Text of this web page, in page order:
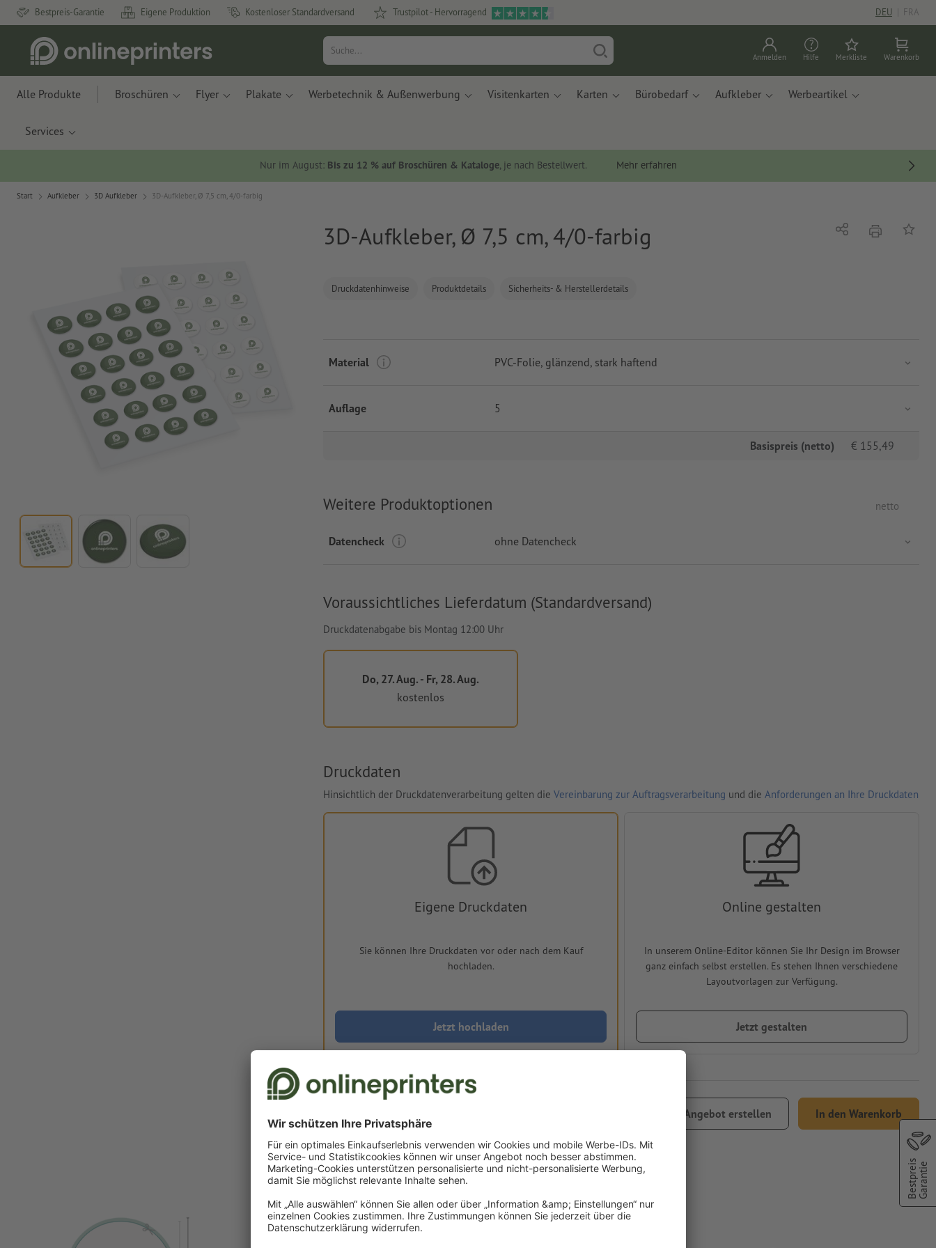
Bestpreis-Garantie Eigene Produktion Kostenloser Standardversand Trustpilot - Hervorragend DEU | FRA
Anmelden Hilfe Merkliste Warenkorb
Alle Produkte Broschüren Flyer Plakate Werbetechnik & Außenwerbung Visitenkarten Karten Bürobedarf Aufkleber Werbeartikel
Services
Nur im August: Bis zu 12 % auf Broschüren & Kataloge, je nach Bestellwert. Mehr erfahren
Start Aufkleber 3D Aufkleber 3D-Aufkleber, Ø 7,5 cm, 4/0-farbig
3D-Aufkleber, Ø 7,5 cm, 4/0-farbig
Druckdatenhinweise Produktdetails Sicherheits- & Herstellerdetails
Teilen DruckenAuf
Material PVC-Folie, glänzend, stark haftend
Auflage 5
Basispreis (netto) € 155,49
Weitere Produktoptionen netto
Datencheck ohne Datencheck
Voraussichtliches Lieferdatum (Standardversand)
Druckdatenabgabe bis Montag 12:00 Uhr
Do, 27. Aug. - Fr, 28. Aug.
kostenlos
Druckdaten
Hinsichtlich der Druckdatenverarbeitung gelten die Vereinbarung zur Auftragsverarbeitung und die Anforderungen an Ihre Druckdaten
Eigene Druckdaten
Sie können Ihre Druckdaten vor oder nach dem Kauf
hochladen.
Jetzt hochladen
Online gestalten
In unserem Online-Editor können Sie Ihr Design im Browser
ganz einfach selbst erstellen. Es stehen Ihnen verschiedene
Layoutvorlagen zur Verfügung.
Jetzt gestalten
Angebot erstellen In den Warenkorb
Do, 27. Aug. - Fr, 28. Aug.
Gewicht: ca.40,4 g
Druckdatenhinweise 3D-Aufkleber, Ø 7,5 cm, 4/0-
BestpreisGarantie